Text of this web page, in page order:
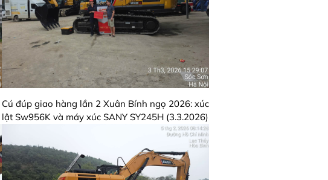
Cú đúp giao hàng lần 2 Xuân Bính ngọ 2026: xúc
lật Sw956K và máy xúc SANY SY245H (3.3.2026)